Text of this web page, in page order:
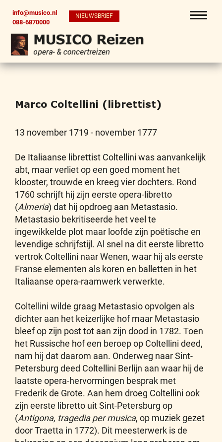
info@musico.nl
088-6870000
NIEUWSBRIEF
Marco Coltellini (librettist)
13 november 1719 - november 1777
De Italiaanse librettist Coltellini was aanvankelijk
abt, maar verliet op een goed moment het
klooster, trouwde en kreeg vier dochters. Rond
1760 schrijft hij zijn eerste opera-libretto
(Almeria) dat hij opdroeg aan Metastasio.
Metastasio bekritiseerde het veel te
ingewikkelde plot maar loofde zijn poëtische en
levendige schrijfstijl. Al snel na dit eerste libretto
vertrok Coltellini naar Wenen, waar hij als eerste
Franse elementen als koren en balletten in het
Italiaanse opera-raamwerk verwerkte.
Coltellini wilde graag Metastasio opvolgen als
dichter aan het keizerlijke hof maar Metastasio
bleef op zijn post tot aan zijn dood in 1782. Toen
het Russische hof een beroep op Coltellini deed,
nam hij dat daarom aan. Onderweg naar Sint-
Petersburg deed Coltellini Berlijn aan waar hij de
laatste opera-hervormingen besprak met
Frederik de Grote. Aan hem droeg Coltellini ook
zijn eerste libretto uit Sint-Petersburg op
(Antigona, tragedia per musica, op muziek gezet
door Traetta in 1772). Dit meesterwerk is de